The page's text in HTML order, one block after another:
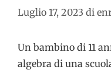
Luglio 17, 2023 di
Un bambino di 11
algebra di una